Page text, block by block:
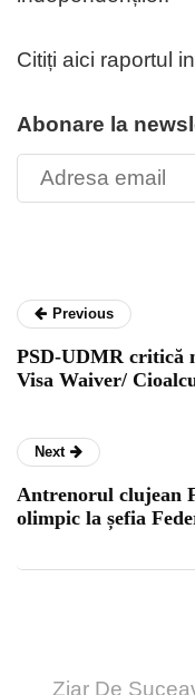
Citiți aici raportul
Abonare la
Previous
PSD-UDMR critică
Visa Waiver/
Next
Antrenorul clujean
olimpic la șefia
Ziar De